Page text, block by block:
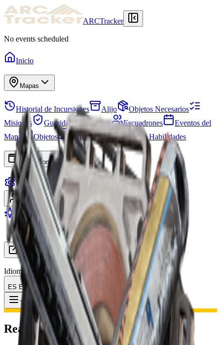
ARCTracker
No events scheduled
Inicio
Mapas
Historial de Incursiones Alijo
Objetos Necesarios
Misiones
Guarida Proyectos Escuadrones
Eventos del
Mapa
Objetos Temporadas Árbol de Habilidades
Aplicaciones
Ajustes
Iniciar sesión Registrarse
Hacerse Premium
Buscar Grupo (LFG)
Recursos
Idioma
ES Español
Toggle Menu Objeto :Reactor de reina
Reactor de reina